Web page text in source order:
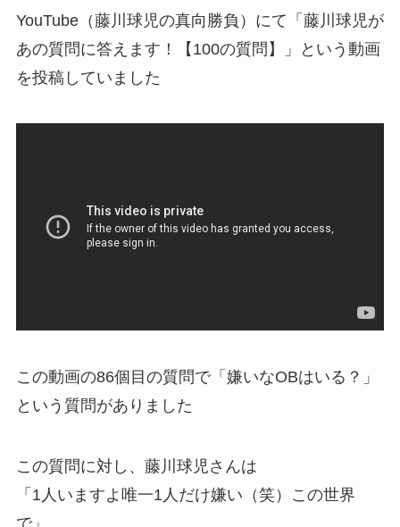
YouTube（藤川球児の真向勝負）にて「藤川球児が
あの質問に答えます！【100の質問】」という動画
を投稿していました
この動画の86個目の質問で「嫌いなOBはいる？」
という質問がありました
この質問に対し、藤川球児さんは
「1人いますよ唯一1人だけ嫌い（笑）この世界
で」